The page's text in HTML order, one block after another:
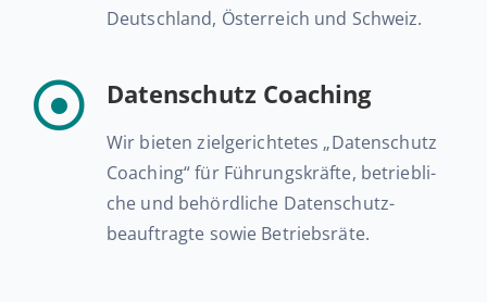
Deutsch­land, Ös­ter­reich und Schweiz.
Daten­schutz Coaching
Wir bieten ziel­ge­rich­te­tes „Daten­schutz
Coaching“ für Füh­rungs­kräf­te, be­trieb­li­
che und be­hörd­li­che Datenschutz­
beauftragte sowie Betriebsräte.